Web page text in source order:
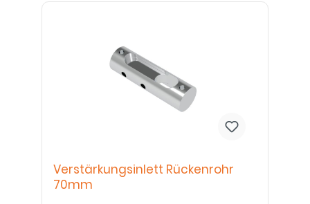
Verstärkungsinlett Rückenrohr
70mm